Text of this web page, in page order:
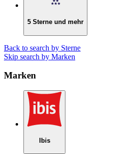
5 Sterne und mehr
Back to search by Sterne
Skip search by Marken
Marken
Ibis